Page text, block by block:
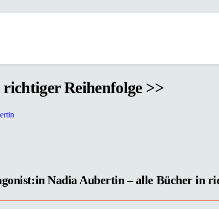
Reihenfolge >>
Nadia Aubertin – alle Bücher in